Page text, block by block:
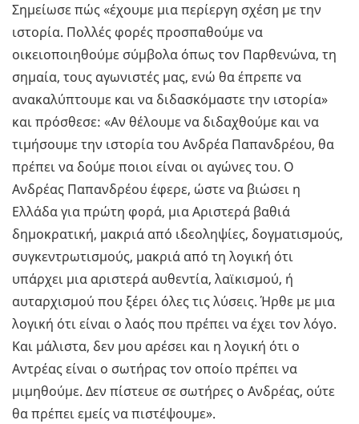
Σημείωσε πώς «έχουμε μια περίεργη σχέση με την
ιστορία. Πολλές φορές προσπαθούμε να
οικειοποιηθούμε σύμβολα όπως τον Παρθενώνα, τη
σημαία, τους αγωνιστές μας, ενώ θα έπρεπε να
ανακαλύπτουμε και να διδασκόμαστε την ιστορία»
και πρόσθεσε: «Αν θέλουμε να διδαχθούμε και να
τιμήσουμε την ιστορία του Ανδρέα Παπανδρέου, θα
πρέπει να δούμε ποιοι είναι οι αγώνες του. Ο
Ανδρέας Παπανδρέου έφερε, ώστε να βιώσει η
Ελλάδα για πρώτη φορά, μια Αριστερά βαθιά
δημοκρατική, μακριά από ιδεοληψίες, δογματισμούς,
συγκεντρωτισμούς, μακριά από τη λογική ότι
υπάρχει μια αριστερά αυθεντία, λαϊκισμού, ή
αυταρχισμού που ξέρει όλες τις λύσεις. Ήρθε με μια
λογική ότι είναι ο λαός που πρέπει να έχει τον λόγο.
Και μάλιστα, δεν μου αρέσει και η λογική ότι ο
Αντρέας είναι ο σωτήρας τον οποίο πρέπει να
μιμηθούμε. Δεν πίστευε σε σωτήρες ο Ανδρέας, ούτε
θα πρέπει εμείς να πιστέψουμε».